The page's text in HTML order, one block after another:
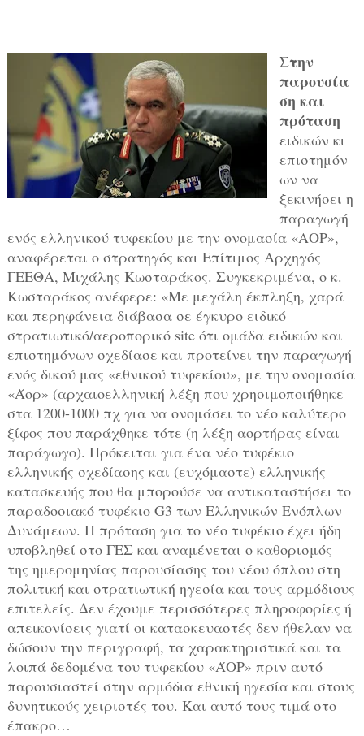
Στην
παρουσία
ση και
πρόταση
ειδικών κι
επιστημόν
ων να
ξεκινήσει η
παραγωγή
ενός ελληνικού τυφεκίου με την ονομασία «ΑΟΡ»,
αναφέρεται ο στρατηγός και Επίτιμος Αρχηγός
ΓΕΕΘΑ, Μιχάλης Κωσταράκος. Συγκεκριμένα, ο κ.
Κωσταράκος ανέφερε: «Με μεγάλη έκπληξη, χαρά
και περηφάνεια διάβασα σε έγκυρο ειδικό
στρατιωτικό/αεροπορικό site ότι ομάδα ειδικών και
επιστημόνων σχεδίασε και προτείνει την παραγωγή
ενός δικού μας «εθνικού τυφεκίου», με την ονομασία
«Άορ» (αρχαιοελληνική λέξη που χρησιμοποιήθηκε
στα 1200-1000 πχ για να ονομάσει το νέο καλύτερο
ξίφος που παράχθηκε τότε (η λέξη αορτήρας είναι
παράγωγο). Πρόκειται για ένα νέο τυφέκιο
ελληνικής σχεδίασης και (ευχόμαστε) ελληνικής
κατασκευής που θα μπορούσε να αντικαταστήσει το
παραδοσιακό τυφέκιο G3 των Ελληνικών Ενόπλων
Δυνάμεων. Η πρόταση για το νέο τυφέκιο έχει ήδη
υποβληθεί στο ΓΕΣ και αναμένεται ο καθορισμός
της ημερομηνίας παρουσίασης του νέου όπλου στη
πολιτική και στρατιωτική ηγεσία και τους αρμόδιους
επιτελείς. Δεν έχουμε περισσότερες πληροφορίες ή
απεικονίσεις γιατί οι κατασκευαστές δεν ήθελαν να
δώσουν την περιγραφή, τα χαρακτηριστικά και τα
λοιπά δεδομένα του τυφεκίου «ΆΟΡ» πριν αυτό
παρουσιαστεί στην αρμόδια εθνική ηγεσία και στους
δυνητικούς χειριστές του. Και αυτό τους τιμά στο
έπακρο…